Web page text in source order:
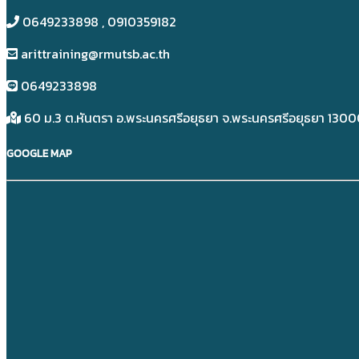
0649233898​ , 0910359182
arittraining@rmutsb.ac.th
0649233898​
60 ม.3 ต.หันตรา อ.พระนครศรีอยุธยา จ.พระนครศรีอยุธยา
GOOGLE MAP